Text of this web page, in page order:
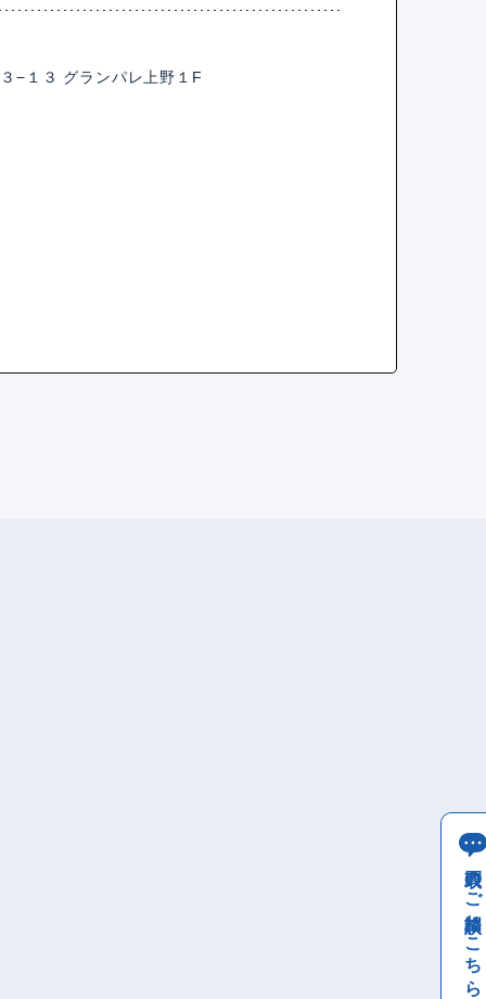
−１３ グランパレ上野１F
買取のご相談はこちら